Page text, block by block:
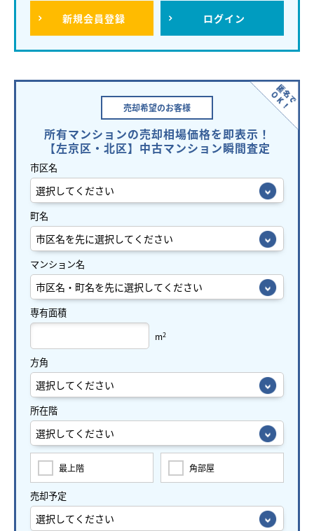
新規会員登録 ログイン
売却希望のお客様
所有マンションの売却相場価格を即表示！
【左京区・北区】中古マンション瞬間査定
市区名
町名
マンション名
専有面積
m2
方角
所在階
最上階 角部屋
売却予定